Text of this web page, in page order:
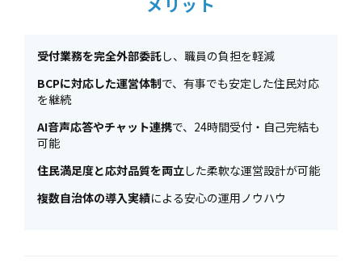
受付業務を完全外部委託し、職員の負担を軽減
BCPに対応した運営体制で、有事でも安定した住民対応
を継続
AI音声応答やチャット連携で、24時間受付・自己完結も
可能
住民満足度と応対品質を両立した柔軟な運営設計が可能
複数自治体の導入実績による安心の運用ノウハウ